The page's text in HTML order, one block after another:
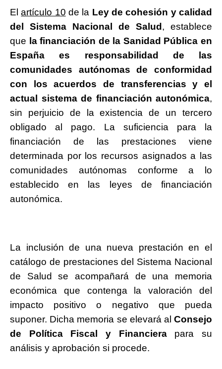
Elartículo 10 de la Ley de cohesión y calidad
del Sistema Nacional de Salud , establece
que la financiación de la Sanidad Pública en
España es responsabilidad de las
comunidades autónomas de conformidad
con los acuerdos de transferencias y el
actual sistema de financiación autonómica,
sin perjuicio de la existencia de un tercero
obligado al pago. La suficiencia para la
financiación de las prestaciones viene
determinada por los recursos asignados a las
comunidades autónomas conforme a lo
establecido en las leyes de financiación
autonómica.
La inclusión de una nueva prestación en el
catálogo de prestaciones del Sistema Nacional
de Salud se acompañará de una memoria
económica que contenga la valoración del
impacto positivo o negativo que pueda
suponer. Dicha memoria se elevará al Consejo
de Política Fiscal y Financierapara su
análisis y aprobación si procede.